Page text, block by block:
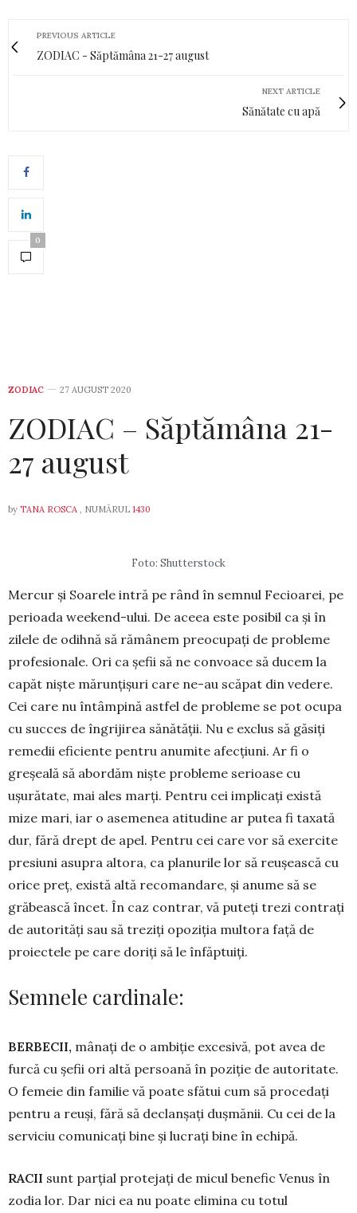
PREVIOUS ARTICLE
ZODIAC - Săptămâna 21-27 august
NEXT ARTICLE
Sănătate cu apă
0
ZODIAC 27 AUGUST 2020
ZODIAC – Săptămâna 21-
27 august
by TANA ROSCA , NUMĂRUL 1430
Foto: Shutterstock
Mercur și Soarele intră pe rând în semnul Fecioarei, pe
perioada weekend-ului. De aceea este posibil ca și în
zilele de odihnă să ră­mânem preocupați de probleme
profesionale. Ori ca șefii să ne convoace să ducem la
capăt niște mărunțișuri care ne-au scăpat din vedere.
Cei care nu întâmpină astfel de probleme se pot ocupa
cu succes de îngrijirea sănătății. Nu e exclus să găsiți
remedii eficiente pentru anumite afecțiuni. Ar fi o
greșeală să abordăm niște probleme serioase cu
ușurătate, mai ales marți. Pentru cei im­pli­cați există
mize mari, iar o asemenea atitudine ar pu­tea fi taxată
dur, fără drept de apel. Pentru cei care vor să exercite
presiuni asupra altora, ca pla­nurile lor să reușească cu
orice preț, există altă re­comandare, și anume să se
grăbească încet. În caz contrar, vă puteți trezi contrați
de autorități sau să treziţi opoziția multora față de
proiectele pe care doriți să le înfăptuiți.
Semnele cardinale:
BERBECII, mânați de o ambiție ex­ce­si­vă, pot avea de
furcă cu șefii ori altă per­soană în poziție de autoritate.
O fe­meie din familie vă poate sfătui cum să procedați
pen­tru a reuși, fără să declanșați dușmănii. Cu cei de la
serviciu comunicați bine și lucrați bine în echi­pă.
RACII sunt parțial protejați de micul be­ne­fic Venus în
zodia lor. Dar nici ea nu poate elimina cu totul